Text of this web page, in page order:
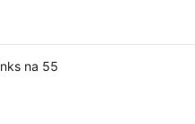
na 55